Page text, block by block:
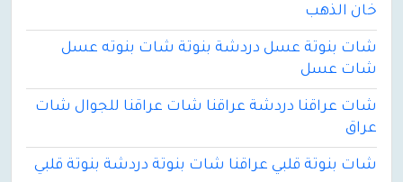
خان الذهب
شات بنوتة عسل دردشة بنوتة شات بنوته عسل
شات عسل
شات عراقنا دردشة عراقنا شات عراقنا للجوال شات
عراق
شات بنوتة قلبي عراقنا شات بنوتة دردشة بنوتة قلبي